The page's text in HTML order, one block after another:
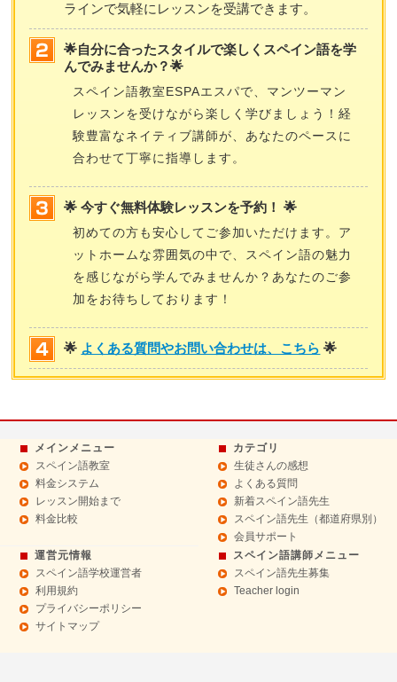
ラインで気軽にレッスンを受講できます。
🌟自分に合ったスタイルで楽しくスペイン語を学
んでみませんか？🌟
スペイン語教室ESPAエスパで、マンツーマン
レッスンを受けながら楽しく学びましょう！経
験豊富なネイティブ講師が、あなたのペースに
合わせて丁寧に指導します。
🌟 今すぐ無料体験レッスンを予約！ 🌟
初めての方も安心してご参加いただけます。ア
ットホームな雰囲気の中で、スペイン語の魅力
を感じながら学んでみませんか？あなたのご参
加をお待ちしております！
🌟 よくある質問やお問い合わせは、こちら 🌟
メインメニュー
スペイン語教室
料金システム
レッスン開始まで
料金比較
カテゴリ
生徒さんの感想
よくある質問
新着スペイン語先生
スペイン語先生（都道府県別）
会員サポート
運営元情報
スペイン語学校運営者
利用規約
プライバシーポリシー
サイトマップ
スペイン語講師メニュー
スペイン語先生募集
Teacher login